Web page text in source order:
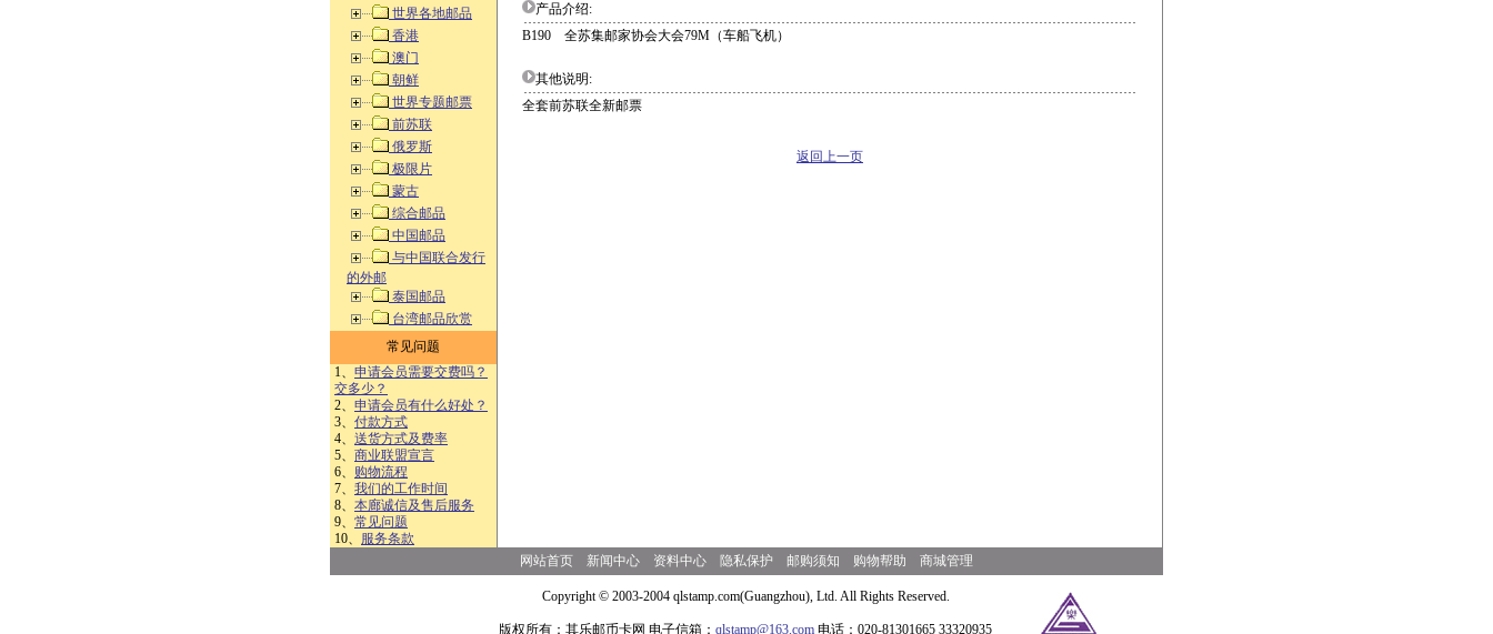
世界各地邮品
香港
澳门
朝鲜
世界专题邮票
前苏联
俄罗斯
极限片
蒙古
综合邮品
中国邮品
与中国联合发行
的外邮
泰国邮品
台湾邮品欣赏
常见问题
1、 申请会员需要交费吗？
交多少？
2、 申请会员有什么好处？
3、 付款方式
4、 送货方式及费率
5、 商业联盟宣言
6、 购物流程
7、 我们的工作时间
8、 本廊诚信及售后服务
9、 常见问题
10、 服务条款
产品介绍:
B190 全苏集邮家协会大会79M（车船飞机）
其他说明:
全套前苏联全新邮票
返回上一页
网站首页 新闻中心 资料中心 隐私保护 邮购须知 购物帮助 商城管理
Copyright © 2003-2004 qlstamp.com(Guangzhou), Ltd. All Rights Reserved.
版权所有：其乐邮币卡网 电子信箱： qlstamp@163.com 电话：020-81301665 33320935